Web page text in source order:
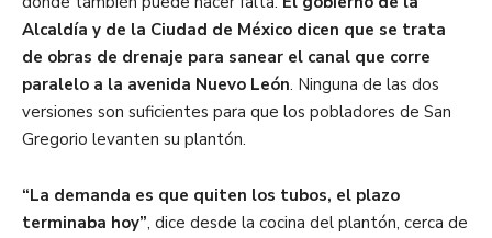
Alcaldía y de la Ciudad de México dicen que se trata
de obras de drenaje para sanear el canal que corre
paralelo a la avenida Nuevo León. Ninguna de las dos
versiones son suficientes para que los pobladores de San
Gregorio levanten su plantón.
“La demanda es que quiten los tubos, el plazo
terminaba hoy”, dice desde la cocina del plantón, cerca de